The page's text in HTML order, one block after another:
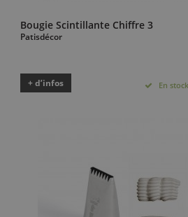
Bougie Scintillante Chiffre 3
Patisdécor
+ d’infos En stock